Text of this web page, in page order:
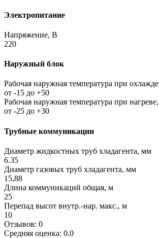
Электропитание
Напряжение, В
220
Наружный блок
Рабочая наружная температура при
от -15 до +50
Рабочая наружная температура при нагреве,
от -25 до +30
Трубные коммуникации
Диаметр жидкостных труб хладагента, мм
6.35
Диаметр газовых труб хладагента, мм
15,88
Длина коммуникаций общая, м
25
Перепад высот внутр.-нар. макс., м
10
Отзывов: 0
Средняя оценка: 0.0